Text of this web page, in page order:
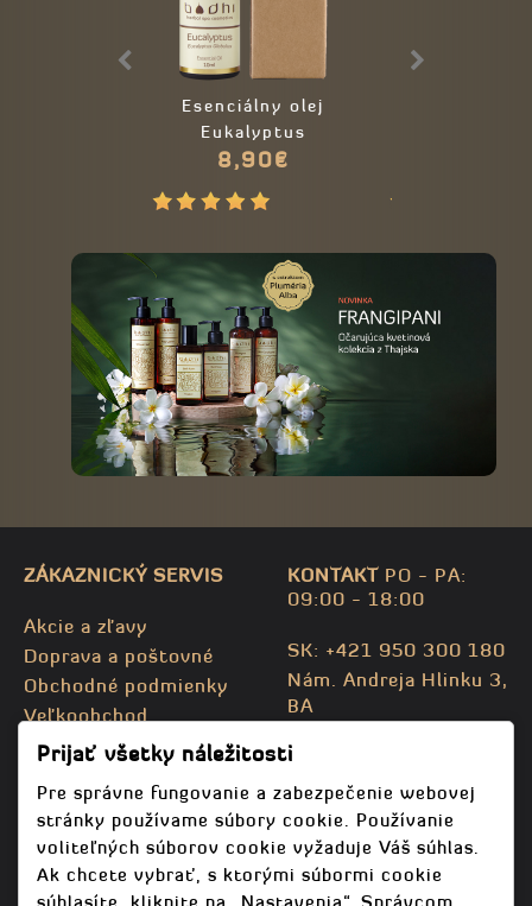
Esenciálny olej
Eukalyptus
8,90€
ZÁKAZNICKÝ SERVIS
Akcie a zľavy
Doprava a poštovné
Obchodné podmienky
Veľkoobchod
Kontaktujte nás
Mapa stránky
KONTAKTPO - PA:
09:00 - 18:00
SK: +421 950 300 180
Nám. Andreja Hlinku 3,
BA
info@bodhispa.sk
info@bodhi.cz
Prijať všetky náležitosti
Pre správne fungovanie a zabezpečenie webovej
stránky používame súbory cookie. Používanie
voliteľných súborov cookie vyžaduje Váš súhlas.
Ak chcete vybrať, s ktorými súbormi cookie